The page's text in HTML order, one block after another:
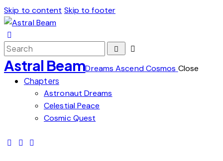
Skip to content Skip to footer
Astral BeamDreams Ascend Cosmos Close
Chapters
Astronaut Dreams
Celestial Peace
Cosmic Quest